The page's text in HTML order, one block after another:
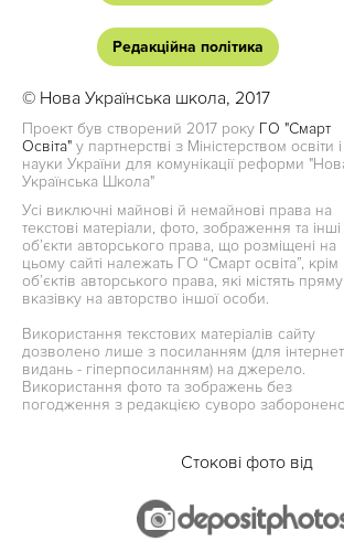
Редакційна політика
© Нова Українська школа, 2017
Проект був створений 2017 року ГО "Смарт
Освіта" у партнерстві з Міністерством освіти і
науки України для комунікації реформи
Українська Школа"
Усі виключні майнові й немайнові права на
текстові матеріали, фото, зображення та інші
об’єкти авторського права, що розміщені на
цьому сайті належать ГО “Смарт освіта”, крім
об’єктів авторського права, які містять пряму
вказівку на авторство іншої особи.
Використання текстових матеріалів сайту
дозволено лише з посиланням (для
видань - гіперпосиланням) на джерело.
Використання фото та зображень без
погодження з редакцією суворо
Стокові фото від